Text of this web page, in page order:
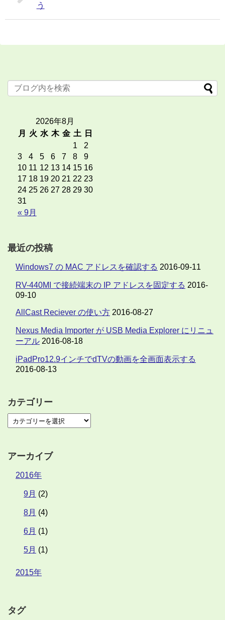
う
2026年8月
月
火 水 木 金 土 日
« 9月
1
2
3
4 5 6 7 8
9
10 11 12 13 14 15 16
17 18 19 20 21 22 23
24 25 26 27 28 29 30
31
最近の投稿
Windows7 の MAC アドレスを確認する 2016-09-11
RV-440MI で接続端末の IP アドレスを固定する 2016-
09-10
AllCast Reciever の使い方 2016-08-27
Nexus Media Importer が USB Media Explorer にリニュ
ーアル 2016-08-18
iPadPro12.9インチでdTVの動画を全画面表示する
2016-08-13
カテゴリー
アーカイブ
2016年
9月 (2)
8月 (4)
6月 (1)
5月 (1)
2015年
タグ